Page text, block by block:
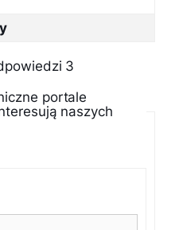
3
portale
naszych